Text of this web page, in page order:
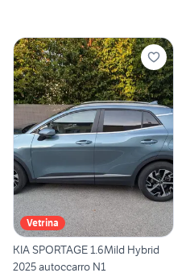
Vetrina
KIA SPORTAGE 1.6Mild Hybrid
2025 autoccarro N1